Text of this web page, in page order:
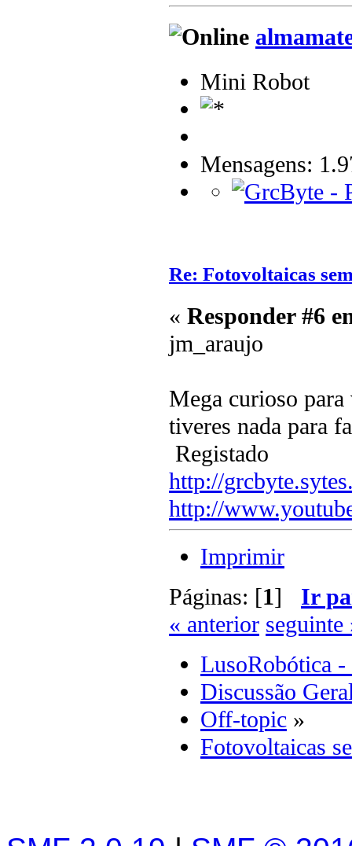
Mini Robot
Mensagens:
Re: Fotovoltaicas
« Responder #6
jm_araujo
Mega curioso para
tiveres nada para
Registado
http://
http://
Imprimir
Páginas: [1] Ir
« anterior seguinte
LusoRobótica -
Discussão
Off-topic »
Fotovoltaicas